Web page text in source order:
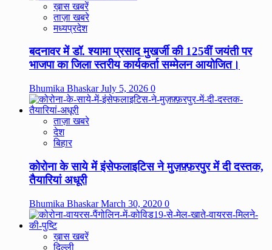
ख़ास खबरें
ताज़ा खबरे
मध्यप्रदेश
बदनावर में डॉ. श्यामा प्रसाद मुखर्जी की 125वीं जयंती पर
भाजपा का जिला स्तरीय कार्यकर्ता सम्मेलन आयोजित।
Bhumika BhaskarJuly 5, 2026 0
ताज़ा खबरे
देश
बिहार
कोरोना के साये में इंसेफलाइटिस ने मुज़फ़्फ़रपुर में दी दस्तक,
तैयारियां अधूरी
Bhumika BhaskarMarch 30, 2020 0
ख़ास खबरें
दिल्ली